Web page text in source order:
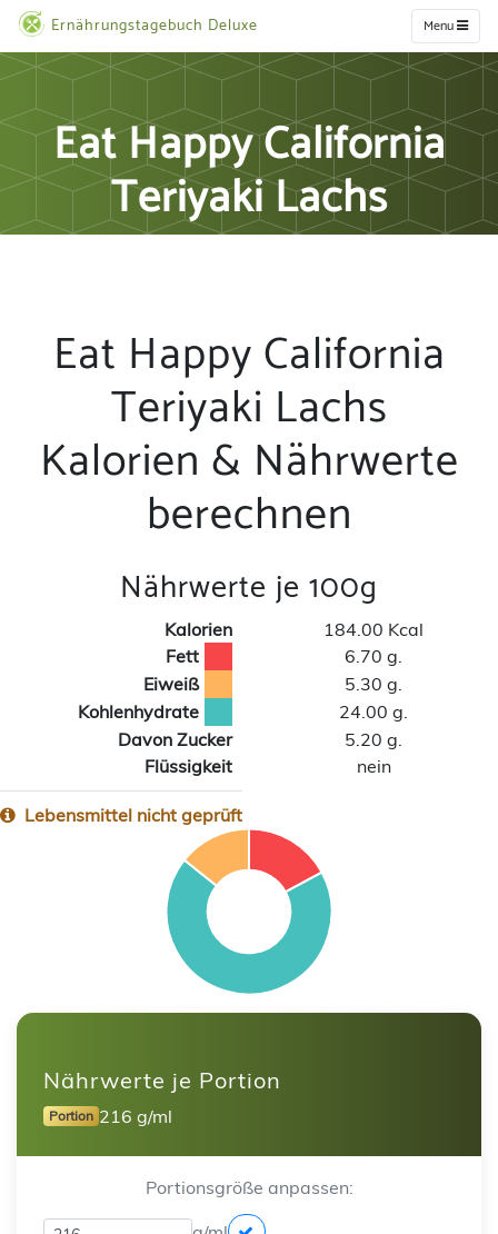
Ernährungstagebuch Deluxe Menu
Eat Happy California
Teriyaki Lachs
Eat Happy California
Teriyaki Lachs
Kalorien & Nährwerte
berechnen
Nährwerte je 100g
Kalorien
184.00 Kcal
Fett
6.70 g.
Eiweiß
5.30 g.
Kohlenhydrate
24.00 g.
Davon Zucker
5.20 g.
Flüssigkeit
nein
Lebensmittel nicht geprüft
Nährwerte je Portion
Portion 216 g/ml
Portionsgröße anpassen: